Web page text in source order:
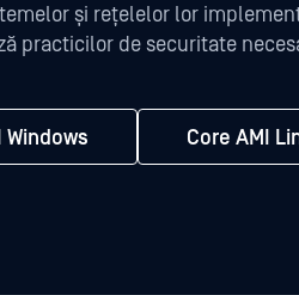
și rețelelor lor
practicilor de securitate
Windows Core AMI